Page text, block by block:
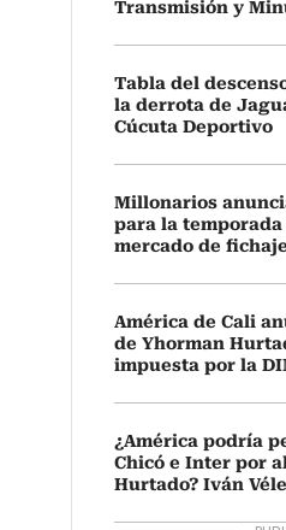
Transmisión y
Tabla del
la derrota de
Cúcuta Deportivo
Millonarios
para la temporada
mercado de
América de Cali
de Yhorman
impuesta por la
¿América podría
Chicó e Inter por
Hurtado? Iván